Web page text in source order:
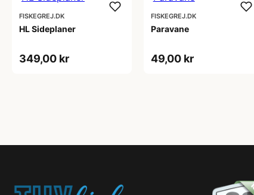
FISKEGREJ.DK
HL Sideplaner
349,00 kr
FISKEGREJ.DK
Paravane
49,00 kr